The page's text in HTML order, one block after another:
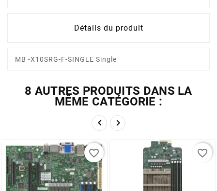
Détails du produit
MB -X10SRG-F-SINGLE Single
8 AUTRES PRODUITS DANS LA
MÊME CATÉGORIE :
 
favorite_border favorite_border